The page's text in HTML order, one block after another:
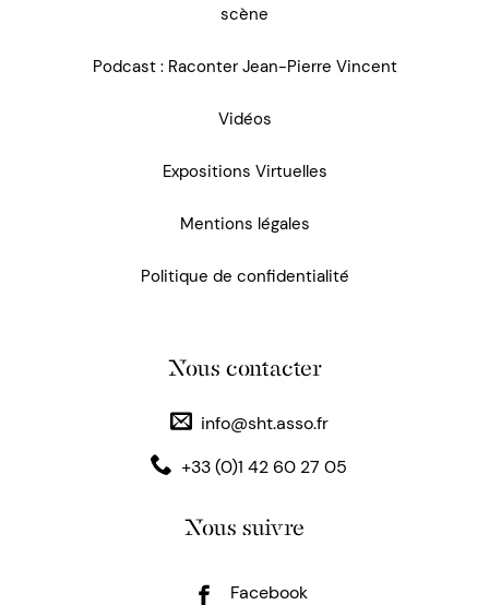
scène
Podcast : Raconter Jean-Pierre Vincent
Vidéos
Expositions Virtuelles
Mentions légales
Politique de confidentialité
Nous contacter
info@sht.asso.fr
+33 (0)1 42 60 27 05
Nous suivre
Facebook